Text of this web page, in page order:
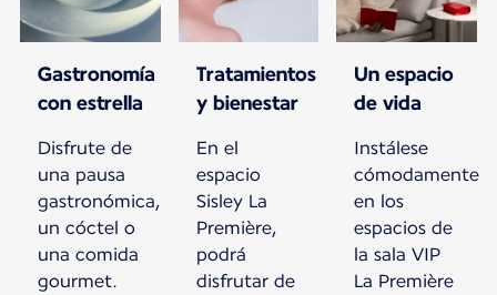
Gastronomía
con estrella
Disfrute de
una pausa
gastronómica,
un cóctel o
una comida
gourmet.
Tratamientos
y bienestar
En el
espacio
Sisley La
Première,
podrá
disfrutar de
Un espacio
de vida
Instálese
cómodamente
en los
espacios de
la sala VIP
La Première